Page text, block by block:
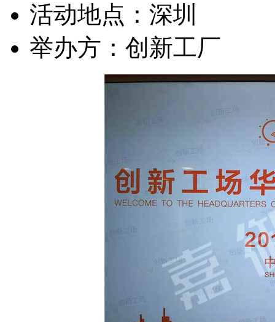
活动地点： 深圳
举办方： 创新工厂